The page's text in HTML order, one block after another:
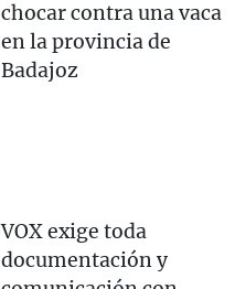
chocar contra una vaca
en la provincia de
Badajoz
VOX exige toda
documentación y